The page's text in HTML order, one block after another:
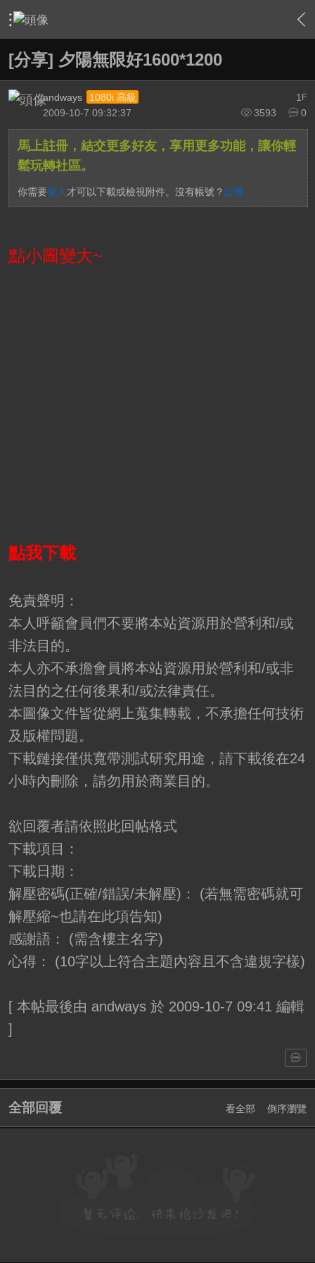
› 軟硬體相關技術 › HTPC 相關軟硬體技術及運用 › 內容
[分享] 夕陽無限好1600*1200
1 F
andways
1080i 高級
3593
0
2009-10-7 09:32:37
馬上註冊，結交更多好友，享用更多功能，讓你輕
鬆玩轉社區。
你需要登入 才可以下載或檢視附件。沒有帳號？ 註冊
點小圖變大~
點我下載
免責聲明：
本人呼籲會員們不要將本站資源用於營利和/或
非法目的。
本人亦不承擔會員將本站資源用於營利和/或非
法目的之任何後果和/或法律責任。
本圖像文件皆從網上蒐集轉載，不承擔任何技術
及版權問題。
下載鏈接僅供寬帶測試研究用途，請下載後在24
小時內刪除，請勿用於商業目的。
欲回覆者請依照此回帖格式
下載項目：
下載日期：
解壓密碼(正確/錯誤/未解壓)： (若無需密碼就可
解壓縮~也請在此項告知)
感謝語： (需含樓主名字)
心得： (10字以上符合主題內容且不含違規字樣)
[本帖最後由 andways 於 2009-10-7 09:41 編輯
]
全部回覆 看全部 倒序瀏覽